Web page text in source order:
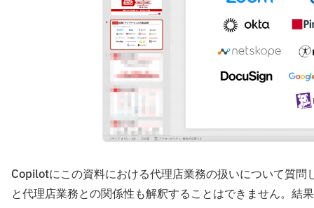
Copilotにこの資料における代理店業務の扱いについて質
と代理店業務との関係性も解釈することはできません。結